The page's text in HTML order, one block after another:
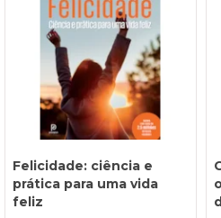
Felicidade: ciência e
prática para uma vida
feliz